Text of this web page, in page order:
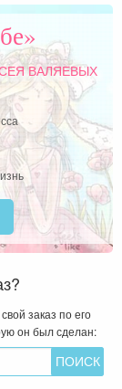
ВАЛЯЕВЫХ
заказ по его
он был сделан: